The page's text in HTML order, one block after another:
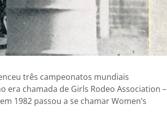
três campeonatos mundiais
era chamada de Girls Rodeo Association –
1982 passou a se chamar Women’s